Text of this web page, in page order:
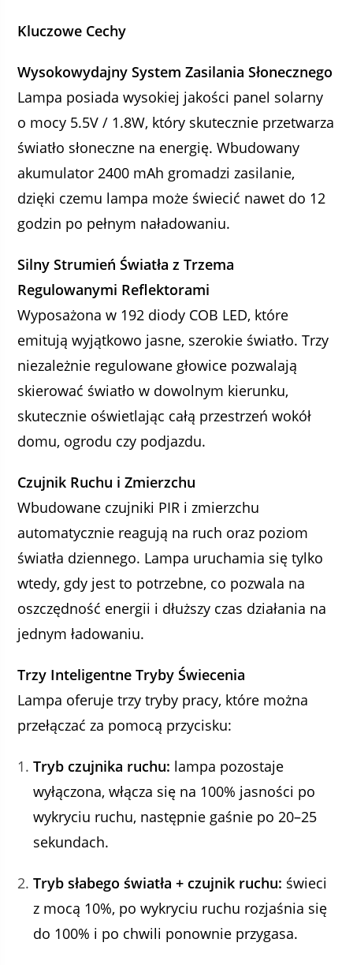
Kluczowe Cechy
Wysokowydajny System Zasilania Słonecznego
Lampa posiada wysokiej jakości panel solarny
o mocy 5.5V / 1.8W, który skutecznie przetwarza
światło słoneczne na energię. Wbudowany
akumulator 2400 mAh gromadzi zasilanie,
dzięki czemu lampa może świecić nawet do 12
godzin po pełnym naładowaniu.
Silny Strumień Światła z Trzema
Regulowanymi Reflektorami
Wyposażona w 192 diody COB LED, które
emitują wyjątkowo jasne, szerokie światło. Trzy
niezależnie regulowane głowice pozwalają
skierować światło w dowolnym kierunku,
skutecznie oświetlając całą przestrzeń wokół
domu, ogrodu czy podjazdu.
Czujnik Ruchu i Zmierzchu
Wbudowane czujniki PIR i zmierzchu
automatycznie reagują na ruch oraz poziom
światła dziennego. Lampa uruchamia się tylko
wtedy, gdy jest to potrzebne, co pozwala na
oszczędność energii i dłuższy czas działania na
jednym ładowaniu.
Trzy Inteligentne Tryby Świecenia
Lampa oferuje trzy tryby pracy, które można
przełączać za pomocą przycisku:
Tryb czujnika ruchu: lampa pozostaje
wyłączona, włącza się na 100% jasności po
wykryciu ruchu, następnie gaśnie po 20–25
sekundach.
Tryb słabego światła + czujnik ruchu: świeci
z mocą 10%, po wykryciu ruchu rozjaśnia się
do 100% i po chwili ponownie przygasa.